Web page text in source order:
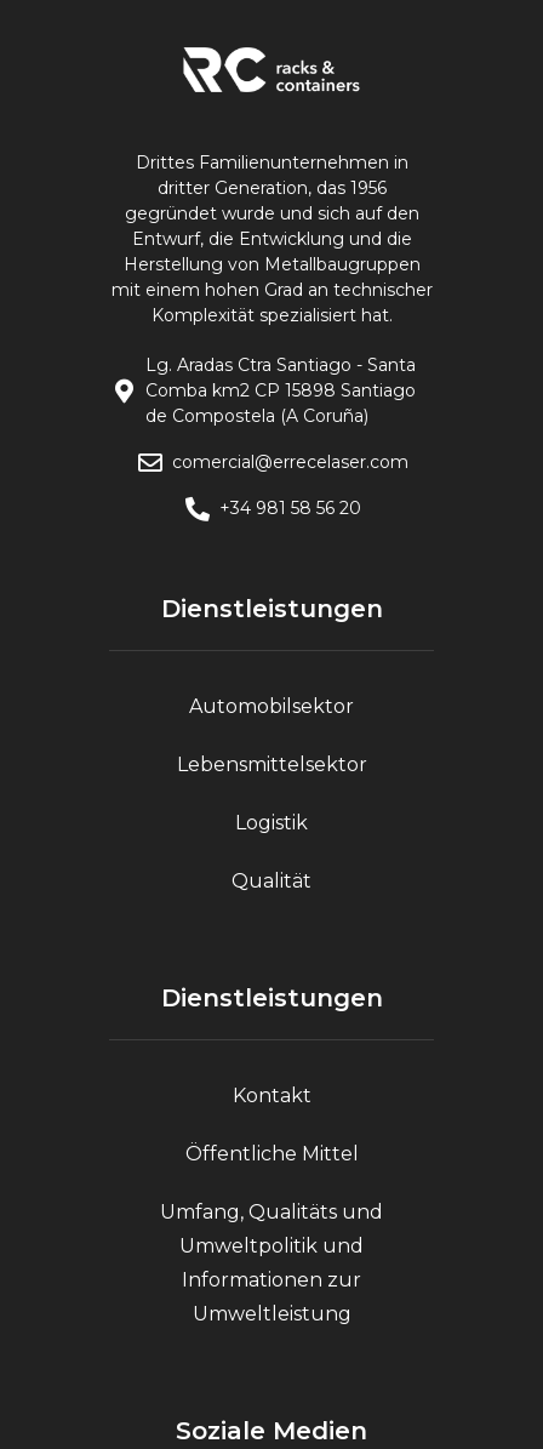
Drittes Familienunternehmen in
dritter Generation, das 1956
gegründet wurde und sich auf den
Entwurf, die Entwicklung und die
Herstellung von Metallbaugruppen
mit einem hohen Grad an technischer
Komplexität spezialisiert hat.
Lg. Aradas Ctra Santiago - Santa
Comba km2 CP 15898 Santiago
de Compostela (A Coruña)
comercial@errecelaser.com
+34 981 58 56 20
Dienstleistungen
Automobilsektor
Lebensmittelsektor
Logistik
Qualität
Dienstleistungen
Kontakt
Öffentliche Mittel
Umfang, Qualitäts und
Umweltpolitik und
Informationen zur
Umweltleistung
Soziale Medien